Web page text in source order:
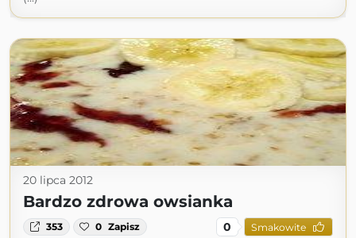
20 lipca 2012
Bardzo zdrowa owsianka
353 0 Zapisz 0 Smakowite